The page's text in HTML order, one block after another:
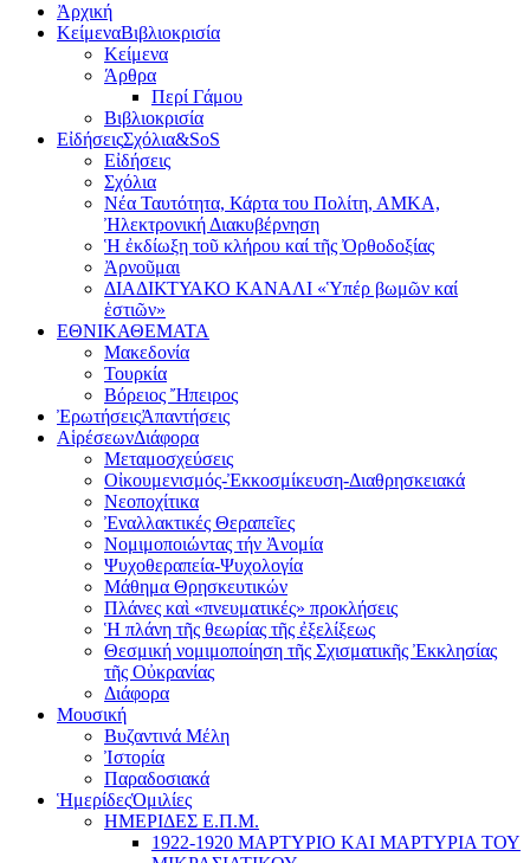
Ἀρχική
ΚείμεναΒιβλιοκρισία
Κείμενα
Άρθρα
Περί Γάμου
Βιβλιοκρισία
ΕἰδήσειςΣχόλια&SoS
Εἰδήσεις
Σχόλια
Νέα Ταυτότητα, Κάρτα του Πολίτη, ΑΜΚΑ,
Ἠλεκτρονική Διακυβέρνηση
Ἡ ἐκδίωξη τοῦ κλήρου καί τῆς Ὀρθοδοξίας
Ἀρνοῦμαι
ΔΙΑΔΙΚΤΥΑΚΟ ΚΑΝΑΛΙ «Ὑπέρ βωμῶν καί
ἑστιῶν»
ΕΘΝΙΚΑΘΕΜΑΤΑ
Μακεδονία
Τουρκία
Βόρειος Ἤπειρος
ἘρωτήσειςἈπαντήσεις
ΑἱρέσεωνΔιάφορα
Μεταμοσχεύσεις
Οἰκουμενισμός-Ἐκκοσμίκευση-Διαθρησκειακά
Νεοποχίτικα
Ἐναλλακτικές Θεραπεῖες
Νομιμοποιώντας τήν Ἀνομία
Ψυχοθεραπεία-Ψυχολογία
Μάθημα Θρησκευτικών
Πλάνες καὶ «πνευματικές» προκλήσεις
Ἡ πλάνη τῆς θεωρίας τῆς ἐξελίξεως
Θεσμική νομιμοποίηση τῆς Σχισματικῆς Ἐκκλησίας
τῆς Οὐκρανίας
Διάφορα
Μουσική
Βυζαντινά Μέλη
Ἰστορία
Παραδοσιακά
ἩμερίδεςὉμιλίες
ΗΜΕΡΙΔΕΣ Ε.Π.Μ.
1922-1920 ΜΑΡΤΥΡΙΟ ΚΑI ΜΑΡΤΥΡIΑ ΤΟΥ